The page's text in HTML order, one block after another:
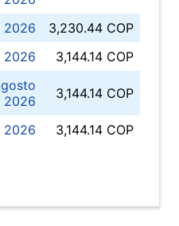
2026
3,230.44 COP
2026
3,144.14 COP
2026
3,144.14 COP
2026 3,144.14 COP